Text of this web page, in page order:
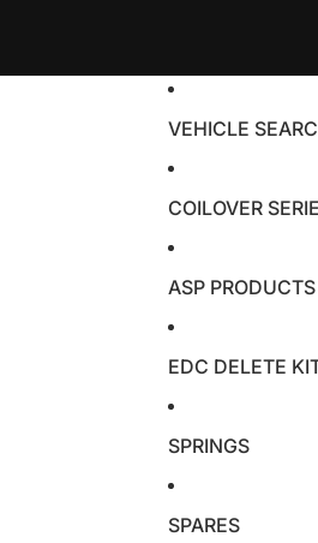
VEHICLE
COILOVER
ASP PRODUCTS
EDC DELETE
SPRINGS
SPARES